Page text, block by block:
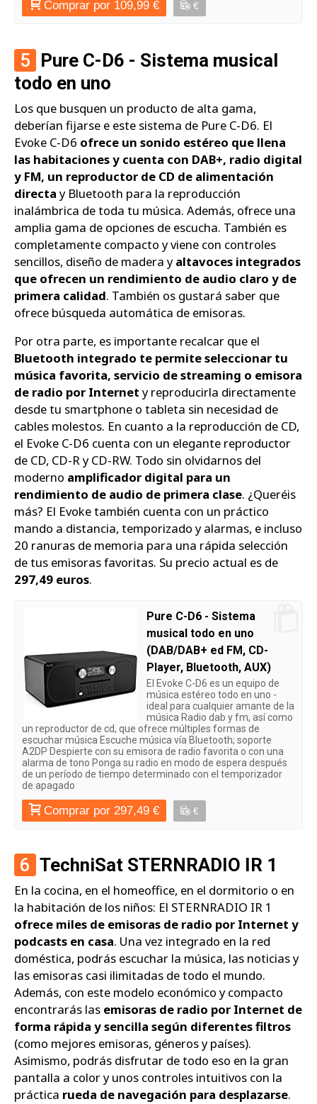
Comprar por 109,99 € €
5 Pure C-D6 - Sistema musical
todo en uno
Los que busquen un producto de alta gama,
deberían fijarse e este sistema de Pure C-D6. El
Evoke C-D6 ofrece un sonido estéreo que llena
las habitaciones y cuenta con DAB+, radio digital
y FM, un reproductor de CD de alimentación
directa y Bluetooth para la reproducción
inalámbrica de toda tu música. Además, ofrece una
amplia gama de opciones de escucha. También es
completamente compacto y viene con controles
sencillos, diseño de madera yaltavoces integrados
que ofrecen un rendimiento de audio claro y de
primera calidad. También os gustará saber que
ofrece búsqueda automática de emisoras.
Por otra parte, es importante recalcar que el
Bluetooth integrado te permite seleccionar tu
música favorita, servicio de streaming o emisora
de radio por Internet y reproducirla directamente
desde tu smartphone o tableta sin necesidad de
cables molestos. En cuanto a la reproducción de CD,
el Evoke C-D6 cuenta con un elegante reproductor
de CD, CD-R y CD-RW. Todo sin olvidarnos del
moderno amplificador digital para un
rendimiento de audio de primera clase. ¿Queréis
más? El Evoke también cuenta con un práctico
mando a distancia, temporizado y alarmas, e incluso
20 ranuras de memoria para una rápida selección
de tus emisoras favoritas. Su precio actual es de
297,49 euros.
Pure C-D6 - Sistema
musical todo en uno
(DAB/DAB+ ed FM, CD-
Player, Bluetooth, AUX)
El Evoke C-D6 es un equipo de
música estéreo todo en uno -
ideal para cualquier amante de la
música Radio dab y fm, así como
un reproductor de cd, que ofrece múltiples formas de
escuchar música Escuche música vía Bluetooth; soporte
A2DP Despierte con su emisora de radio favorita o con una
alarma de tono Ponga su radio en modo de espera después
de un período de tiempo determinado con el temporizador
de apagado
Comprar por 297,49 € €
6 TechniSat STERNRADIO IR 1
En la cocina, en el homeoffice, en el dormitorio o en
la habitación de los niños: El STERNRADIO IR 1
ofrece miles de emisoras de radio por Internet y
podcasts en casa. Una vez integrado en la red
doméstica, podrás escuchar la música, las noticias y
las emisoras casi ilimitadas de todo el mundo.
Además, con este modelo económico y compacto
encontrarás las emisoras de radio por Internet de
forma rápida y sencilla según diferentes filtros
(como mejores emisoras, géneros y países).
Asimismo, podrás disfrutar de todo eso en la gran
pantalla a color y unos controles intuitivos con la
práctica rueda de navegación para desplazarse.